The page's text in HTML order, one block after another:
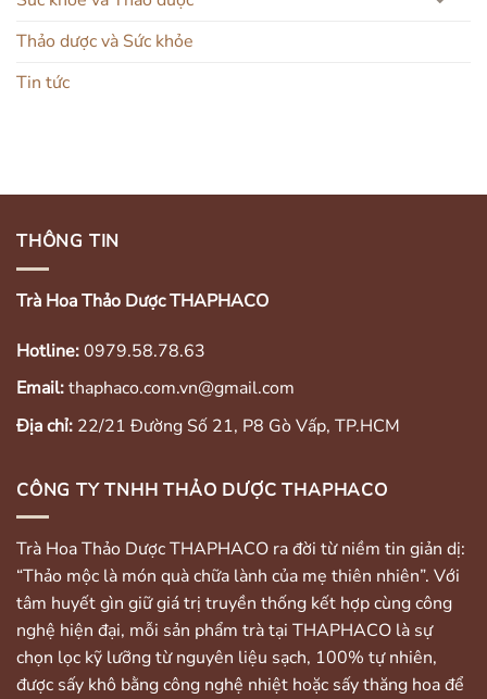
Thảo dược và Sức khỏe
Tin tức
THÔNG TIN
Trà Hoa Thảo Dược THAPHACO
Hotline:0979.58.78.63
Email:thaphaco.com.vn@gmail.com
Địa chỉ: 22/21 Đường Số 21, P8 Gò Vấp, TP.HCM
CÔNG TY TNHH THẢO DƯỢC THAPHACO
Trà Hoa Thảo Dược THAPHACO ra đời từ niềm tin giản dị:
“Thảo mộc là món quà chữa lành của mẹ thiên nhiên”. Với
tâm huyết gìn giữ giá trị truyền thống kết hợp cùng công
nghệ hiện đại, mỗi sản phẩm trà tại THAPHACO là sự
chọn lọc kỹ lưỡng từ nguyên liệu sạch, 100% tự nhiên,
được sấy khô bằng công nghệ nhiệt hoặc sấy thăng hoa để